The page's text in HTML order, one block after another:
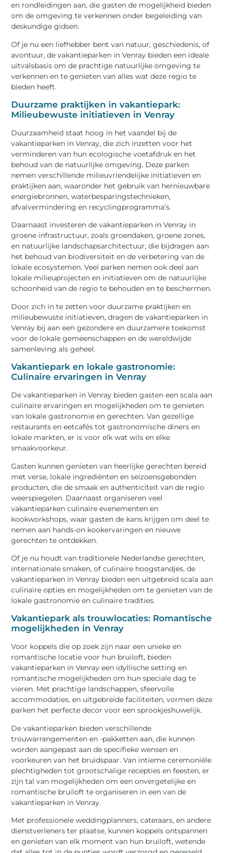
en rondleidingen aan, die gasten de mogelijkheid bieden
om de omgeving te verkennen onder begeleiding van
deskundige gidsen.
Of je nu een liefhebber bent van natuur, geschiedenis, of
avontuur, de vakantieparken in Venray bieden een ideale
uitvalsbasis om de prachtige natuurlijke omgeving te
verkennen en te genieten van alles wat deze regio te
bieden heeft.
Duurzame praktijken in vakantiepark:
Milieubewuste initiatieven in Venray
Duurzaamheid staat hoog in het vaandel bij de
vakantieparken in Venray, die zich inzetten voor het
verminderen van hun ecologische voetafdruk en het
behoud van de natuurlijke omgeving. Deze parken
nemen verschillende milieuvriendelijke initiatieven en
praktijken aan, waaronder het gebruik van hernieuwbare
energiebronnen, waterbesparingstechnieken,
afvalvermindering en recyclingprogramma’s.
Daarnaast investeren de vakantieparken in Venray in
groene infrastructuur, zoals groendaken, groene zones,
en natuurlijke landschapsarchitectuur, die bijdragen aan
het behoud van biodiversiteit en de verbetering van de
lokale ecosystemen. Veel parken nemen ook deel aan
lokale milieuprojecten en initiatieven om de natuurlijke
schoonheid van de regio te behouden en te beschermen.
Door zich in te zetten voor duurzame praktijken en
milieubewuste initiatieven, dragen de vakantieparken in
Venray bij aan een gezondere en duurzamere toekomst
voor de lokale gemeenschappen en de wereldwijde
samenleving als geheel.
Vakantiepark en lokale gastronomie:
Culinaire ervaringen in Venray
De vakantieparken in Venray bieden gasten een scala aan
culinaire ervaringen en mogelijkheden om te genieten
van lokale gastronomie en gerechten. Van gezellige
restaurants en eetcafés tot gastronomische diners en
lokale markten, er is voor elk wat wils en elke
smaakvoorkeur.
Gasten kunnen genieten van heerlijke gerechten bereid
met verse, lokale ingrediënten en seizoensgebonden
producten, die de smaak en authenticiteit van de regio
weerspiegelen. Daarnaast organiseren veel
vakantieparken culinaire evenementen en
kookworkshops, waar gasten de kans krijgen om deel te
nemen aan hands-on kookervaringen en nieuwe
gerechten te ontdekken.
Of je nu houdt van traditionele Nederlandse gerechten,
internationale smaken, of culinaire hoogstandjes, de
vakantieparken in Venray bieden een uitgebreid scala aan
culinaire opties en mogelijkheden om te genieten van de
lokale gastronomie en culinaire tradities.
Vakantiepark als trouwlocaties: Romantische
mogelijkheden in Venray
Voor koppels die op zoek zijn naar een unieke en
romantische locatie voor hun bruiloft, bieden
vakantieparken in Venray een idyllische setting en
romantische mogelijkheden om hun speciale dag te
vieren. Met prachtige landschappen, sfeervolle
accommodaties, en uitgebreide faciliteiten, vormen deze
parken het perfecte decor voor een sprookjeshuwelijk.
De vakantieparken bieden verschillende
trouwarrangementen en -pakketten aan, die kunnen
worden aangepast aan de specifieke wensen en
voorkeuren van het bruidspaar. Van intieme ceremoniële
plechtigheden tot grootschalige recepties en feesten, er
zijn tal van mogelijkheden om een onvergetelijke en
romantische bruiloft te organiseren in een van de
vakantieparken in Venray.
Met professionele weddingplanners, cateraars, en andere
dienstverleners ter plaatse, kunnen koppels ontspannen
en genieten van elk moment van hun bruiloft, wetende